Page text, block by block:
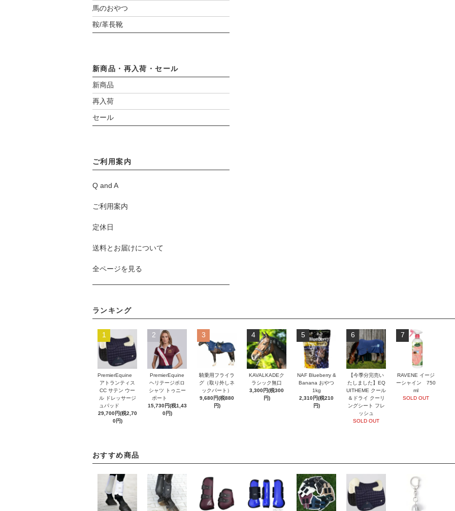
馬のおやつ
鞍/革長靴
新商品・再入荷・セール
新商品
再入荷
セール
ご利用案内
Q and A
ご利用案内
定休日
送料とお届けについて
全ページを見る
ランキング
1
PremierEquine
アトランティス
CC サテン ウー
ル ドレッサージ
ュパッド
29,700円(税2,70
0円)
2
PremierEquine
ヘリテージポロ
シャツ トゥニー
ポート
15,730円(税1,43
0円)
3
騎乗用フライラ
グ（取り外しネ
ックパート）
9,680円(税880
円)
4
KAVALKADEク
ラシック無口
3,300円(税300
円)
5
NAF Blueberry &
Banana おやつ
1kg
2,310円(税210
円)
6
【今季分完売い
たしました】EQ
UITHEME クール
＆ドライ クーリ
ングシート フレ
ッシュ
SOLD OUT
7
RAVENE イージ
ーシャイン 750
ml
SOLD OUT
おすすめ商品